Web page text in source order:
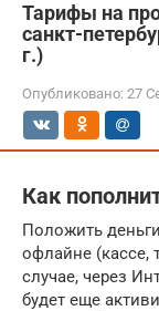
Тарифы на
санкт-
г.)
Опубликовано: 27
Как
Положить
офлайне (кассе,
случае, через
будет еще